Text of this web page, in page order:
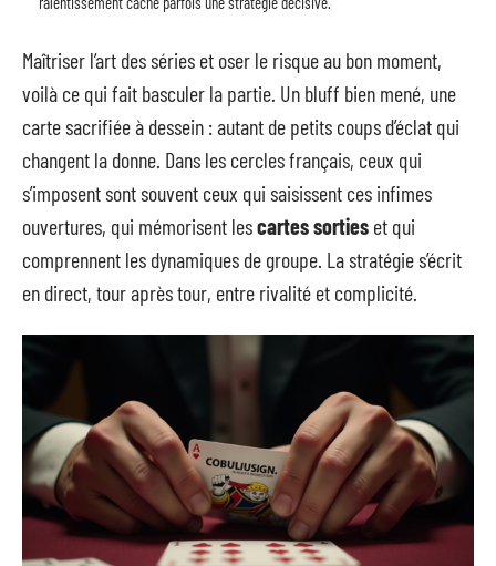
Maîtriser l’art des séries et oser le risque au bon moment,
voilà ce qui fait basculer la partie. Un bluff bien mené, une
carte sacrifiée à dessein : autant de petits coups d’éclat qui
changent la donne. Dans les cercles français, ceux qui
s’imposent sont souvent ceux qui saisissent ces infimes
ouvertures, qui mémorisent lescartes sorties et qui
comprennent les dynamiques de groupe. La stratégie s’écrit
en direct, tour après tour, entre rivalité et complicité.